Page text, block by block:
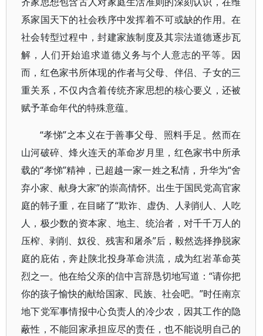
系家国天下的社会秩序中发挥着不可或缺的作用。在
社会转型过程中，封建家族制度及其宗法道德逐步瓦
解，人们开始追求道德义务与个人意志的平等。因
而，红色家书所体现的作者与父母、伴侣、子女的三
重关系，不仅内含着传统齐家思想的核心要义，还被
赋予革命年代的特殊意蕴。
“孝悌”之本义在于善事父母、照料手足。然而在
山河破碎、烽火连天的革命岁月里，红色家书中所承
载的“孝悌”精神，已超越一家一姓之私情，升华为“舍
弃小家、献身大家”的崇高情怀。出生于国民党高官家
庭的韩子重，在目睹了“欺诈、虚伪、人剥削人、人吃
人，极少数的资本家、地主、统治者，对千千万人的
压榨、剥削、奴役、残害和屠杀”后，毅然选择挣脱家
庭的庇佑，奔赴陕北投身革命洪流，成为红岩革命英
烈之一。他在给父亲的信中言辞恳切地写道：“请你把
你的孩子愉快的献给国家、民族、社会吧。”时任南京
地下党军事情报中心负责人的冷少农，因其工作的隐
蔽性，不能回家承担应尽的责任，也不能说明自己的